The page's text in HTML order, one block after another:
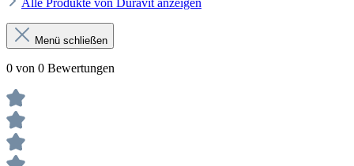
Menü schließen
0 von 0 Bewertungen